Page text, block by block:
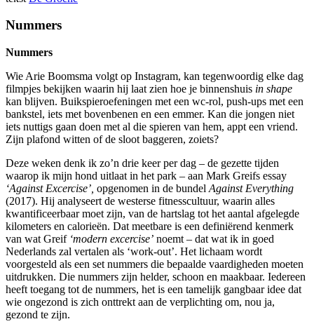
Nummers
Nummers
Wie Arie Boomsma volgt op Instagram, kan tegenwoordig elke dag
filmpjes bekijken waarin hij laat zien hoe je binnenshuis in shape
kan blijven. Buikspieroefeningen met een wc-rol, push-ups met een
bankstel, iets met bovenbenen en een emmer. Kan die jongen niet
iets nuttigs gaan doen met al die spieren van hem, appt een vriend.
Zijn plafond witten of de sloot baggeren, zoiets?
Deze weken denk ik zo’n drie keer per dag – de gezette tijden
waarop ik mijn hond uitlaat in het park – aan Mark Greifs essay
‘Against Excercise’, opgenomen in de bundel Against Everything
(2017). Hij analyseert de westerse fitnesscultuur, waarin alles
kwantificeerbaar moet zijn, van de hartslag tot het aantal afgelegde
kilometers en calorieën. Dat meetbare is een definiërend kenmerk
van wat Greif ‘modern excercise’ noemt – dat wat ik in goed
Nederlands zal vertalen als ‘work-out’. Het lichaam wordt
voorgesteld als een set nummers die bepaalde vaardigheden moeten
uitdrukken. Die nummers zijn helder, schoon en maakbaar. Iedereen
heeft toegang tot de nummers, het is een tamelijk gangbaar idee dat
wie ongezond is zich onttrekt aan de verplichting om, nou ja,
gezond te zijn.